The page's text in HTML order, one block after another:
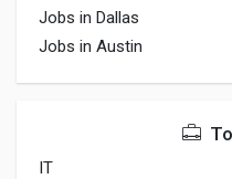
Jobs in Dallas
Jobs in Austin
IT